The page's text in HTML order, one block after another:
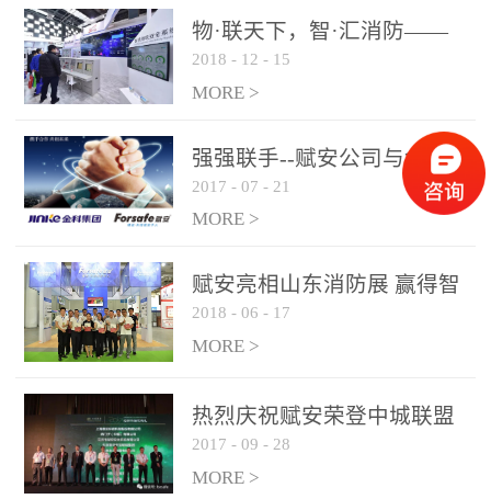
力和闲难，同时也将造成
巨大的经济损失和社会影
响，基至还会造成人员伤
亡。图像型火灾探测器正
是针对这种高大空间建筑
物的消防设施、设备通过
现场图像的实时获取、预
处理和特征提取分析，实
现火焰的跟踪和识别。能
更早的进行预警，达到早
报早防的效果。 系统构
成示意图： 图像型火灾
和监控端两大部分组成。
两者之间通过以太网相
联，一台监控主机最多可
物·联天下，智·汇消防——
赋安F&S 2018上海消防展圆
满落幕
2018 - 12 - 15
MORE >
强强联手--赋安公司与金科
集团达成战略合作协议
2017 - 07 - 21
MORE >
赋安亮相山东消防展 赢得智
慧消防新荣耀
2018 - 06 - 17
MORE >
热烈庆祝赋安荣登中城联盟
联合采购战略合作平台
2017 - 09 - 28
MORE >